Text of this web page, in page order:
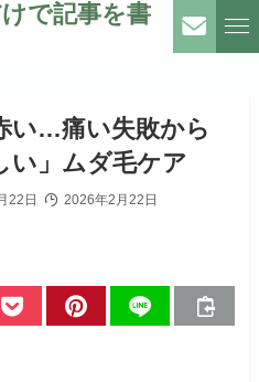
で記事を書
い…痛い失敗から
い」ムダ毛ケア
22日 2026年2月22日